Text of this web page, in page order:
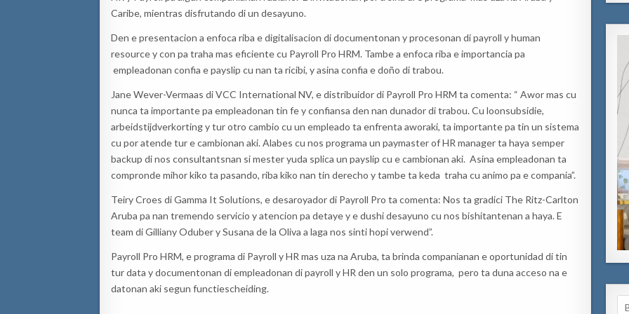
Caribe, mientras disfrutando di un desayuno.
Den e presentacion a enfoca riba e digitalisacion di documentonan y procesonan di payroll y human
resource y con pa traha mas eficiente cu Payroll Pro HRM. Tambe a enfoca riba e importancia pa
empleadonan confia e payslip cu nan ta ricibi, y asina confia e doño di trabou.
Jane Wever-Vermaas di VCC International NV, e distribuidor di Payroll Pro HRM ta comenta: “ Awor mas cu
nunca ta importante pa empleadonan tin fe y confiansa den nan dunador di trabou. Cu loonsubsidie,
arbeidstijdverkorting y tur otro cambio cu un empleado ta enfrenta aworaki, ta importante pa tin un sistema
cu por atende tur e cambionan aki. Alabes cu nos programa un paymaster of HR manager ta haya semper
backup di nos consultantsnan si mester yuda splica un payslip cu e cambionan aki. Asina empleadonan ta
compronde mihor kiko ta pasando, riba kiko nan tin derecho y tambe ta keda traha cu animo pa e compania”.
Teiry Croes di Gamma It Solutions, e desaroyador di Payroll Pro ta comenta: Nos ta gradici The Ritz-Carlton
Aruba pa nan tremendo servicio y atencion pa detaye y e dushi desayuno cu nos bishitantenan a haya. E
team di Gilliany Oduber y Susana de la Oliva a laga nos sinti hopi verwend”.
Payroll Pro HRM, e programa di Payroll y HR mas uza na Aruba, ta brinda companianan e oportunidad di tin
tur data y documentonan di empleadonan di payroll y HR den un solo programa, pero ta duna acceso na e
datonan aki segun functiescheiding.